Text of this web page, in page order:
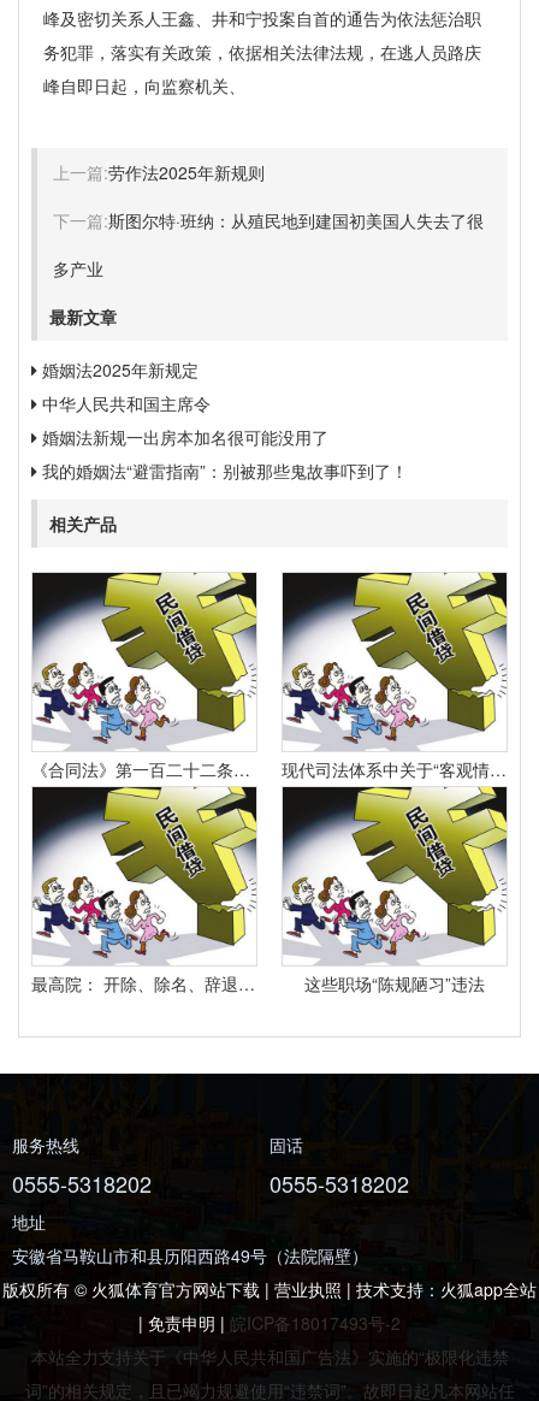
峰及密切关系人王鑫、井和宁投案自首的通告为依法惩治职
务犯罪，落实有关政策，依据相关法律法规，在逃人员路庆
峰自即日起，向监察机关、
上一篇:劳作法2025年新规则
下一篇:斯图尔特·班纳：从殖民地到建国初美国人失去了很
多产业
最新文章
婚姻法2025年新规定
中华人民共和国主席令
婚姻法新规一出房本加名很可能没用了
我的婚姻法“避雷指南”：别被那些鬼故事吓到了！
相关产品
《合同法》第一百二十二条规定：“因当事人一方的违约行为侵害对方人身、财产权益的受损害方有权选择依照本法要求其承担违约责任或者依照其他法律要求其承担侵权责任。 现代司法体系中关于“客观情况出现重大变化”的法律规定有哪些
最高院： 开除、除名、辞退与解除劳动合同之间有什么区别？ 这些职场“陈规陋习”违法
服务热线
0555-5318202
固话
0555-5318202
地址
安徽省马鞍山市和县历阳西路49号（法院隔壁）
版权所有 © 火狐体育官方网站下载 | 营业执照 | 技术支持： 火狐app全站
| 免责申明 | 皖ICP备18017493号-2
本站全力支持关于《中华人民共和国广告法》实施的“极限化违禁
词”的相关规定，且已竭力规避使用“违禁词”。故即日起凡本网站任